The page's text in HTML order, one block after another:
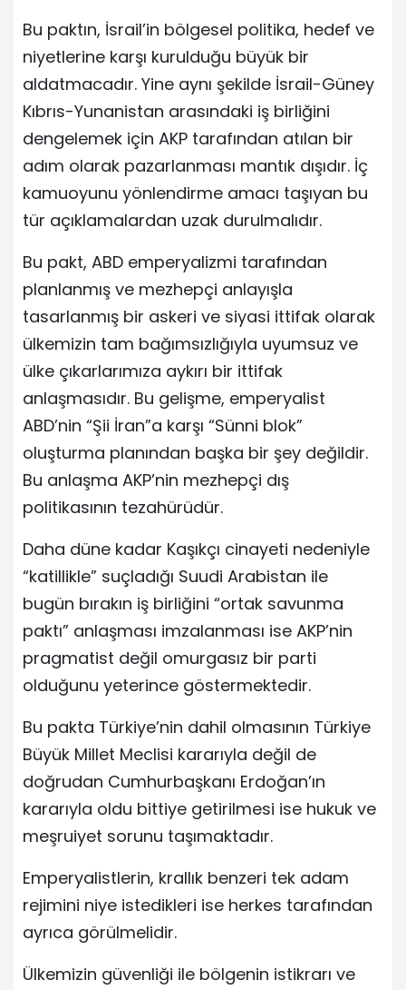
Bu paktın, İsrail’in bölgesel politika, hedef ve
niyetlerine karşı kurulduğu büyük bir
aldatmacadır. Yine aynı şekilde İsrail-Güney
Kıbrıs-Yunanistan arasındaki iş birliğini
dengelemek için AKP tarafından atılan bir
adım olarak pazarlanması mantık dışıdır. İç
kamuoyunu yönlendirme amacı taşıyan bu
tür açıklamalardan uzak durulmalıdır.
Bu pakt, ABD emperyalizmi tarafından
planlanmış ve mezhepçi anlayışla
tasarlanmış bir askeri ve siyasi ittifak olarak
ülkemizin tam bağımsızlığıyla uyumsuz ve
ülke çıkarlarımıza aykırı bir ittifak
anlaşmasıdır. Bu gelişme, emperyalist
ABD’nin “Şii İran”a karşı “Sünni blok”
oluşturma planından başka bir şey değildir.
Bu anlaşma AKP’nin mezhepçi dış
politikasının tezahürüdür.
Daha düne kadar Kaşıkçı cinayeti nedeniyle
“katillikle” suçladığı Suudi Arabistan ile
bugün bırakın iş birliğini “ortak savunma
paktı” anlaşması imzalanması ise AKP’nin
pragmatist değil omurgasız bir parti
olduğunu yeterince göstermektedir.
Bu pakta Türkiye’nin dahil olmasının Türkiye
Büyük Millet Meclisi kararıyla değil de
doğrudan Cumhurbaşkanı Erdoğan’ın
kararıyla oldu bittiye getirilmesi ise hukuk ve
meşruiyet sorunu taşımaktadır.
Emperyalistlerin, krallık benzeri tek adam
rejimini niye istedikleri ise herkes tarafından
ayrıca görülmelidir.
Ülkemizin güvenliği ile bölgenin istikrarı ve